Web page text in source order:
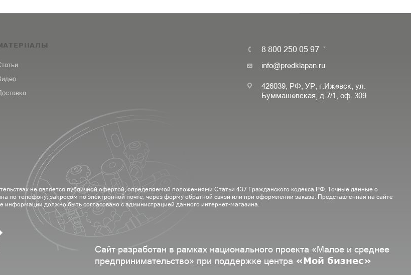
8 800 250 05 97
info@predklapan.ru
426039, РФ, УР, г.Ижевск, ул.
Буммашевская, д.7/1, оф. 309
не является публичной офертой, определяемой положениями Статьи 437 Гражданского кодекса РФ. Точные данные о
по телефону, запросом по электронной почте, через форму обратной связи или при оформлении заказа. Представленная на сайте
должно быть согласовано с администрацией данного интернет-магазина.
Сайт разработан в рамках национального проекта «Малое и среднее
предпринимательство» при поддержке центра «Мой бизнес»